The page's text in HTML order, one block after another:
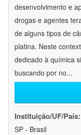
desenvolvimento e
drogas e agentes
de alguns tipos de
platina. Neste
dedicado à química
buscando por no...
Instituição/UF/País:
SP - Brasil